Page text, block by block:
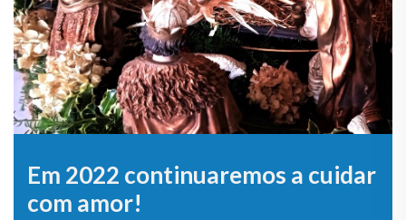
Em 2022 continuaremos a cuidar
com amor!